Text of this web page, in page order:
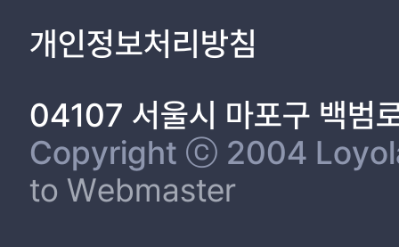
개인정보처리방침
04107 서울시 마포구 백범
Copyright ⓒ 2004
to Webmaster